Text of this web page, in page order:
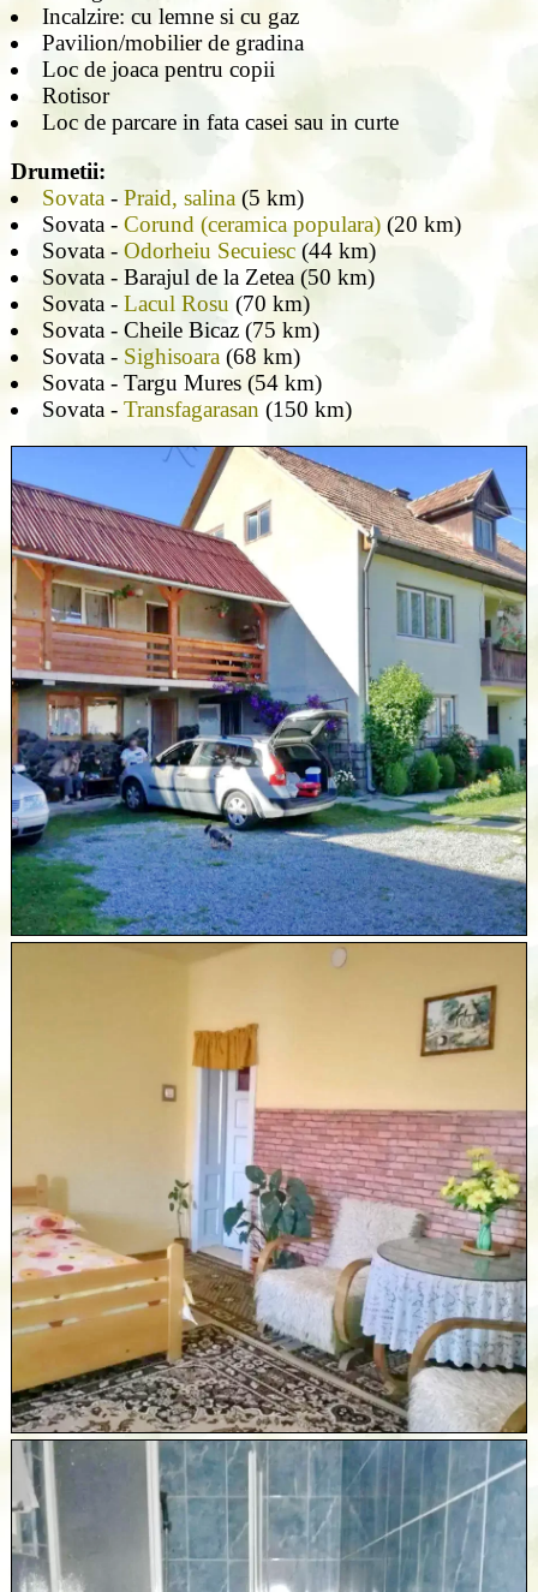
Incalzire: cu lemne si cu gaz
Pavilion/mobilier de gradina
Loc de joaca pentru copii
Rotisor
Loc de parcare in fata casei sau in curte
Drumetii:
Sovata- Praid, salina(5 km)
Sovata - Corund (ceramica populara)(20 km)
Sovata - Odorheiu Secuiesc(44 km)
Sovata - Barajul de la Zetea (50 km)
Sovata - Lacul Rosu (70 km)
Sovata - Cheile Bicaz (75 km)
Sovata - Sighisoara(68 km)
Sovata - Targu Mures (54 km)
Sovata - Transfagarasan(150 km)